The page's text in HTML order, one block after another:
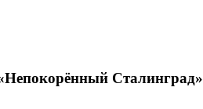
Сталинград»